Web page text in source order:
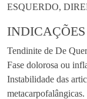
ESQUERDO,
INDICAÇÕES
Tendinite de De
Fase dolorosa ou
Instabilidade das
metacarpofalângicas.